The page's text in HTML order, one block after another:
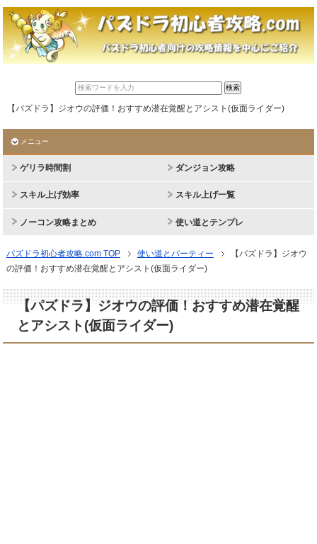
【パズドラ】ジオウの評価！おすすめ潜在覚醒とアシスト(仮面ライダー)
メニュー
ゲリラ時間割 ダンジョン攻略
スキル上げ効率 スキル上げ一覧
ノーコン攻略まとめ 使い道とテンプレ
パズドラ初心者攻略.com TOP 使い道とパーティー
【パズドラ】ジオウ
の評価！おすすめ潜在覚醒とアシスト(仮面ライダー)
【パズドラ】ジオウの評価！おすすめ潜在覚醒
とアシスト(仮面ライダー)